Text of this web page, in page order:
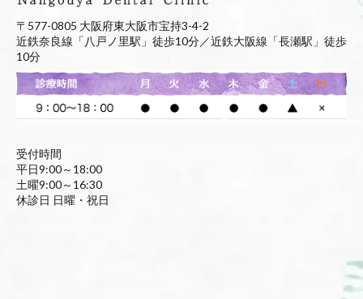
〒577-0805 大阪府東大阪市宝持3-4-2
近鉄奈良線「八戸ノ里駅」徒歩10分／近鉄大阪線「長瀬駅」徒歩
10分
受付時間
平日9:00～18:00
土曜9:00～16:30
休診日 日曜・祝日